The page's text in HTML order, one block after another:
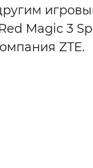
Magic 3
ZTE.